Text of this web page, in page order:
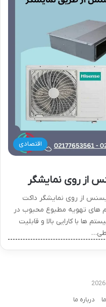
اقتصادی
از روی نمایشگر
از روی نمایشگر داکت
تهویه مطبوع محبوب در
ها با کارایی بالا و قابلیت
درباره ما